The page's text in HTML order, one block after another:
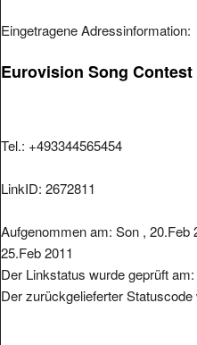
Eingetragene Adressinformation:
Eurovision Song Contest
Tel.: +493344565454
LinkID: 2672811
Aufgenommen am: Son , 20.Feb
25.Feb 2011
Der Linkstatus wurde geprüft
Der zurückgelieferter Statuscode